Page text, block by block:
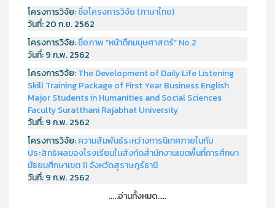
โครงการวิจัย:ชื่อโครงการวิจัย (ภาษาไทย)
วันที่:20 ก.ย. 2562
โครงการวิจัย:ชื่อภาพ “หน้าตึกมนุษศาสตร์” No.2
วันที่:9 ก.พ. 2562
โครงการวิจัย:The Development of Daily Life Listening
Skill Training Package of First Year Business English
Major Students in Humanities and Social Sciences
Faculty Suratthani Rajabhat University
วันที่:9 ก.พ. 2562
โครงการวิจัย:ความสัมพันธ์ระหว่างการนิเทศภายในกับ
ประสิทธิผลของโรงเรียนในสังกัดสำนักงานเขตพื้นที่การศึกษา
มัธยมศึกษาเขต 11 จังหวัดสุราษฎร์ธานี
วันที่:9 ก.พ. 2562
.....อ่านทั้งหมด.....